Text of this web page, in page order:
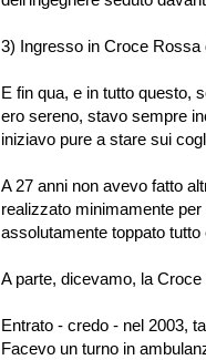
3) Ingresso in Croce Rossa
E fin qua, e in tutto questo,
ero sereno, stavo sempre
iniziavo pure a stare sui
A 27 anni non avevo fatto
realizzato minimamente
assolutamente toppato tutto
A parte, dicevamo, la Croce
Entrato - credo - nel 2003,
Facevo un turno in